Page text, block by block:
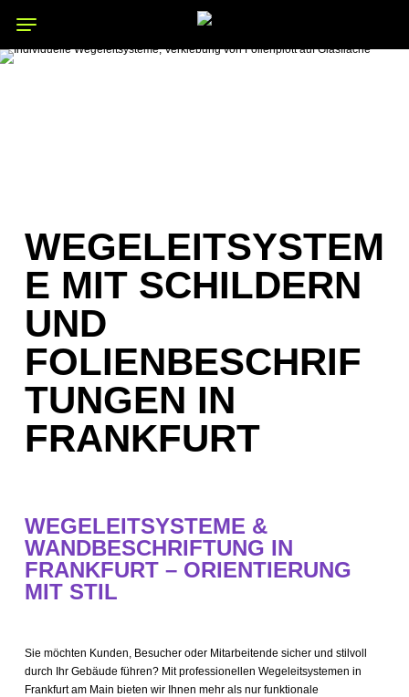
content
Menu
WEGELEITSYSTEM
E MIT SCHILDERN
UND
FOLIENBESCHRIF
TUNGEN IN
FRANKFURT
WEGELEITSYSTEME &
WANDBESCHRIFTUNG IN
FRANKFURT – ORIENTIERUNG
MIT STIL
Sie möchten Kunden, Besucher oder Mitarbeitende sicher und stilvoll
durch Ihr Gebäude führen? Mit professionellen Wegeleitsystemen in
Frankfurt am Main bieten wir Ihnen mehr als nur funktionale